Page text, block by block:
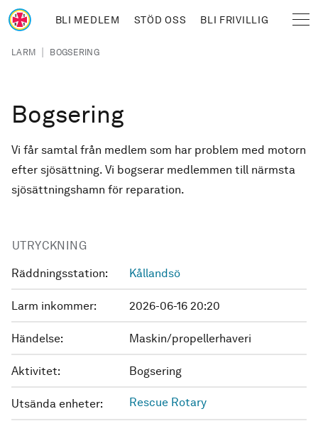
Hoppa till huvudinnehåll
BLI MEDLEM STÖD OSS BLI FRIVILLIG
Länkstig
LARM | BOGSERING
Bogsering
Vi får samtal från medlem som har problem med motorn
efter sjösättning. Vi bogserar medlemmen till närmsta
sjösättningshamn för reparation.
UTRYCKNING
Räddningsstation: Kållandsö
Larm inkommer: 2026-06-16 20:20
Händelse: Maskin/propellerhaveri
Aktivitet: Bogsering
Utsända enheter: Rescue Rotary